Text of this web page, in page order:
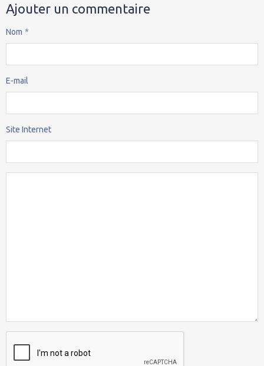
Ajouter un commentaire
Nom
E-mail
Site Internet